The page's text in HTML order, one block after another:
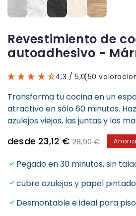
Revestimiento de
autoadhesivo -
4,3 / 5,0(50
Transforma tu cocina en un
atractivo en sólo 60 minutos.
azulejos viejos, las juntas y las
Precio
venta
desde 23,12 € Precio
28,90 €
Pegado en 30 minutos, sin
cubre azulejos y papel
Desmontable e ideal para